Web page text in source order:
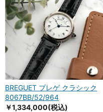
BREGUET ブレゲ クラシック
8067BB/52/964
￥1,334,000(税込)